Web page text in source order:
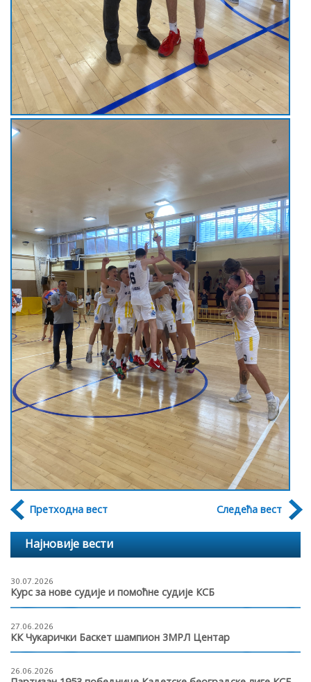
Претходна вест Следећа вест
Најновије вести
30.07.2026
Курс за нове судије и помоћне судије КСБ
27.06.2026
КК Чукарички Баскет шампион 3МРЛ Центар
26.06.2026